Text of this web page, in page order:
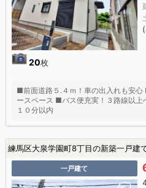
20枚
■前面道路５.４ｍ！車の出入れも安
ースペース ■バス便充実！３路線以
１０分以内
練馬区大泉学園町8丁目の新築一戸建
一戸建て